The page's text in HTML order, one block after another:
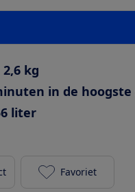
2,6 kg
in de hoogste
liter
Rowenta X-
Favoriet